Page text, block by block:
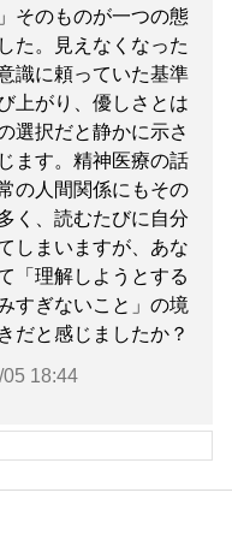
そのものが一つの態
た。見えなくなった
識に頼っていた基準
上がり、優しさとは
選択だと静かに示さ
ます。精神医療の話
の人間関係にもその
く、読むたびに自分
しまいますが、あな
「理解しようとする
すぎないこと」の境
だと感じましたか？
05 18:44